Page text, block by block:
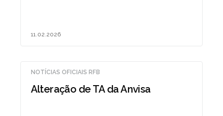
11.02.2026
NOTÍCIAS OFICIAIS RFB
Alteração de TA da Anvisa